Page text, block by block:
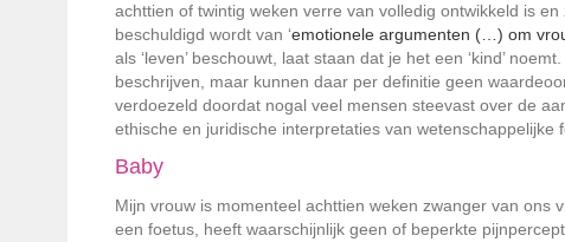
achttien of twintig weken verre van volledig ontwikkeld is
beschuldigd wordt van ‘emotionele argumenten (…) om
als ‘leven’ beschouwt, laat staan dat je het een ‘kind’
beschrijven, maar kunnen daar per definitie geen
verdoezeld doordat nogal veel mensen steevast over de
ethische en juridische interpretaties van
Baby
Mijn vrouw is momenteel achttien weken zwanger van ons
een foetus, heeft waarschijnlijk geen of beperkte